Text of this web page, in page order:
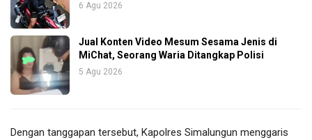
6 Agu 2026
Jual Konten Video Mesum Sesama Jenis di
MiChat, Seorang Waria Ditangkap Polisi
5 Agu 2026
Dengan tanggapan tersebut, Kapolres Simalungun menggaris